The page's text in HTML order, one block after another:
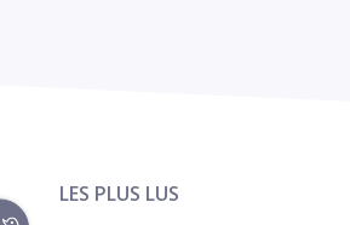
LES PLUS LUS